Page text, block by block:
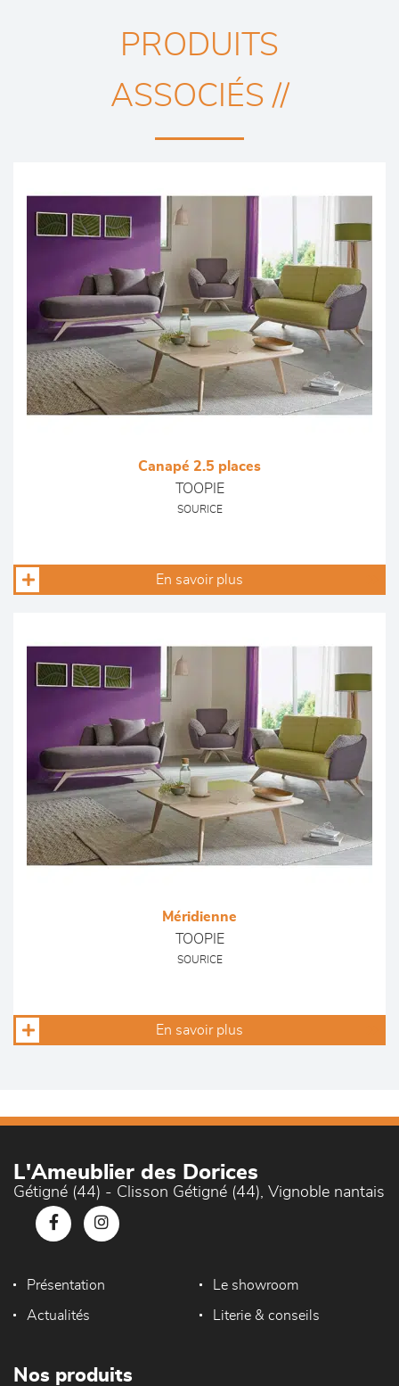
PRODUITS
ASSOCIÉS //
Canapé 2.5 places
TOOPIE
SOURICE
En savoir plus
Méridienne
TOOPIE
SOURICE
En savoir plus
L'Ameublier des Dorices
Gétigné (44) - Clisson Gétigné (44), Vignoble nantais
Présentation Le showroom
Actualités Literie & conseils
Nos produits